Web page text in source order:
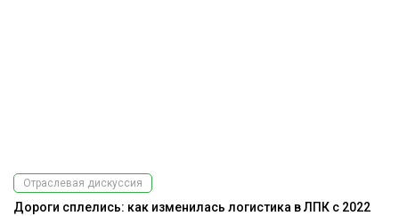
Отраслевая дискуссия
Дороги сплелись: как изменилась логистика в ЛПК с 2022